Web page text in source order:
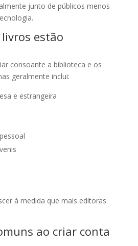
junto de públicos menos
estão
consoante a biblioteca e os
geralmente inclui:
e estrangeira
à medida que mais editoras
ao criar conta